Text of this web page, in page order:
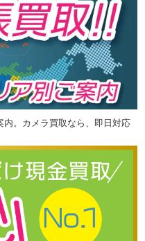
。カメラ買取なら、即日対応